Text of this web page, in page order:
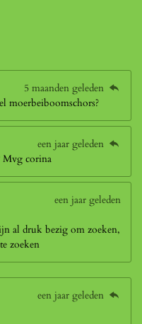
5 maanden geleden
moerbeiboomschors?
een jaar geleden
Mvg corina
een jaar geleden
al druk bezig om zoeken,
zoeken
een jaar geleden